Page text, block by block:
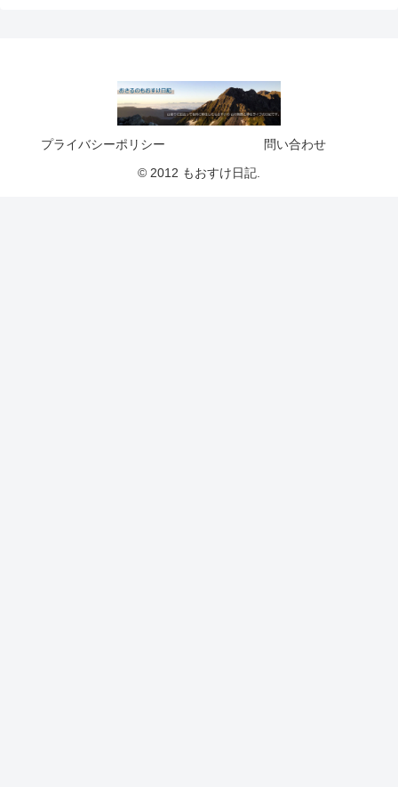
プライバシーポリシー
問い合わせ
© 2012 もおすけ日記.